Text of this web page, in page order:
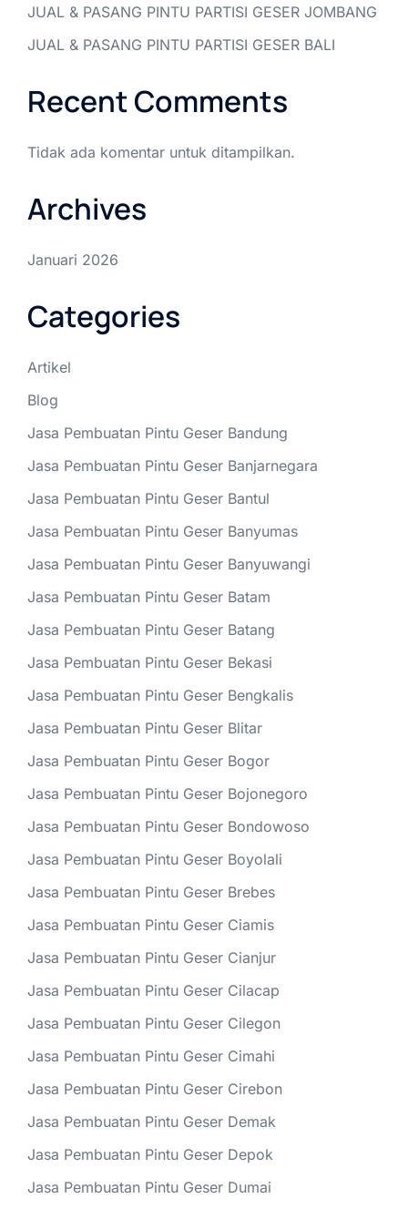
JUAL & PASANG PINTU PARTISI GESER JOMBANG
JUAL & PASANG PINTU PARTISI GESER BALI
Recent Comments
Tidak ada komentar untuk ditampilkan.
Archives
Januari 2026
Categories
Artikel
Blog
Jasa Pembuatan Pintu Geser Bandung
Jasa Pembuatan Pintu Geser Banjarnegara
Jasa Pembuatan Pintu Geser Bantul
Jasa Pembuatan Pintu Geser Banyumas
Jasa Pembuatan Pintu Geser Banyuwangi
Jasa Pembuatan Pintu Geser Batam
Jasa Pembuatan Pintu Geser Batang
Jasa Pembuatan Pintu Geser Bekasi
Jasa Pembuatan Pintu Geser Bengkalis
Jasa Pembuatan Pintu Geser Blitar
Jasa Pembuatan Pintu Geser Bogor
Jasa Pembuatan Pintu Geser Bojonegoro
Jasa Pembuatan Pintu Geser Bondowoso
Jasa Pembuatan Pintu Geser Boyolali
Jasa Pembuatan Pintu Geser Brebes
Jasa Pembuatan Pintu Geser Ciamis
Jasa Pembuatan Pintu Geser Cianjur
Jasa Pembuatan Pintu Geser Cilacap
Jasa Pembuatan Pintu Geser Cilegon
Jasa Pembuatan Pintu Geser Cimahi
Jasa Pembuatan Pintu Geser Cirebon
Jasa Pembuatan Pintu Geser Demak
Jasa Pembuatan Pintu Geser Depok
Jasa Pembuatan Pintu Geser Dumai